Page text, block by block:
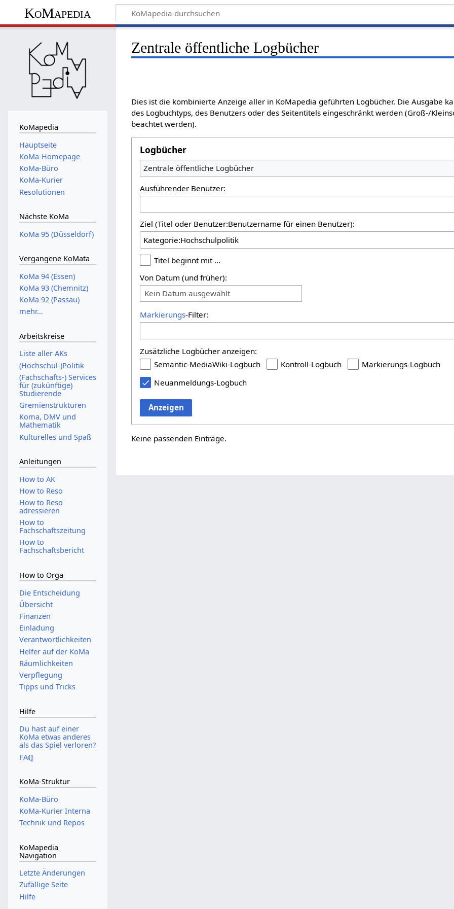
KoMapedia
Zentrale öffentliche Logbücher
Dies ist die kombinierte Anzeige aller in KoMapedia geführten Logbücher. Die Ausgabe
des Logbuchtyps, des Benutzers oder des Seitentitels eingeschränkt werden (Groß-/
beachtet werden).
Logbücher
Zentrale öffentliche Logbücher
Ausführender Benutzer:
Ziel (Titel oder Benutzer:Benutzername für einen Benutzer):
Titel beginnt mit …
Von Datum (und früher):
Kein Datum ausgewählt
Markierungs-Filter:
Zusätzliche Logbücher anzeigen:
Semantic-MediaWiki-Logbuch
Kontroll-Logbuch
Markierungs-Logbuch
Neuanmeldungs-Logbuch
Anzeigen
Keine passenden Einträge.
KoMapedia
Hauptseite
KoMa-Homepage
KoMa-Büro
KoMa-Kurier
Resolutionen
Nächste KoMa
KoMa 95 (Düsseldorf)
Vergangene KoMata
KoMa 94 (Essen)
KoMa 93 (Chemnitz)
KoMa 92 (Passau)
mehr...
Arbeitskreise
Liste aller AKs
(Hochschul-)Politik
(Fachschafts-) Services
für (zukünftige)
Studierende
Gremienstrukturen
Koma, DMV und
Mathematik
Kulturelles und Spaß
Anleitungen
How to AK
How to Reso
How to Reso
adressieren
How to
Fachschaftszeitung
How to
Fachschaftsbericht
How to Orga
Die Entscheidung
Übersicht
Finanzen
Einladung
Verantwortlichkeiten
Helfer auf der KoMa
Räumlichkeiten
Verpflegung
Tipps und Tricks
Hilfe
Du hast auf einer
KoMa etwas anderes
als das Spiel verloren?
FAℚ
KoMa-Struktur
KoMa-Büro
KoMa-Kurier Interna
Technik und Repos
KoMapedia
Navigation
Letzte Änderungen
Zufällige Seite
Hilfe